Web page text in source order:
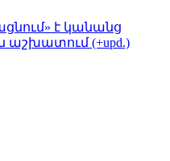
է կանանց
աշխատում (+upd.)